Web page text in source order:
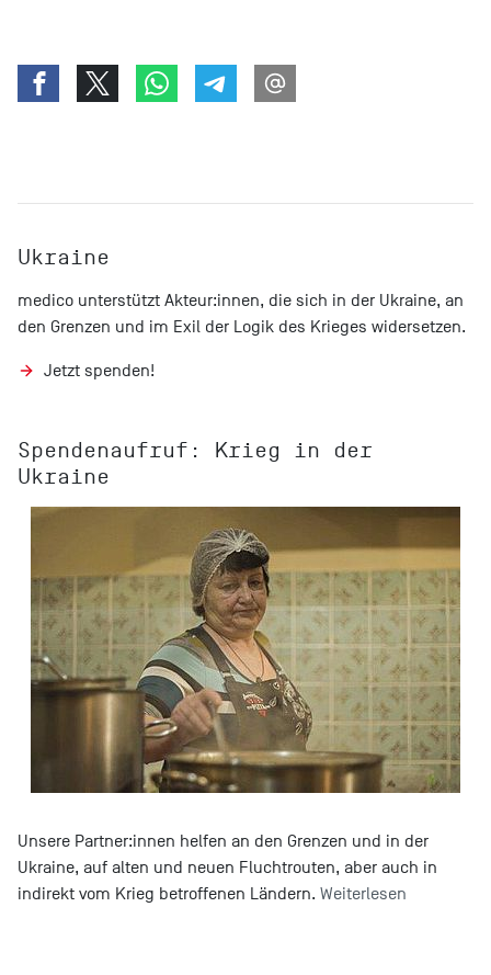
Ukraine
medico unterstützt Akteur:innen, die sich in der Ukraine, an
den Grenzen und im Exil der Logik des Krieges widersetzen.
Jetzt spenden!
Spendenaufruf: Krieg in der
Ukraine
Unsere Partner:innen helfen an den Grenzen und in der
Ukraine, auf alten und neuen Fluchtrouten, aber auch in
indirekt vom Krieg betroffenen Ländern. Weiterlesen